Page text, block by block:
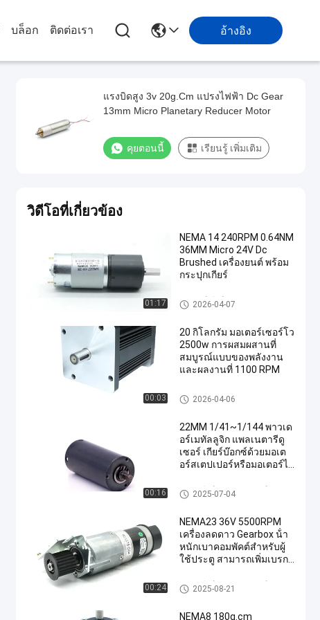
บล็อก ติดต่อเรา อ้างอิง
แรงบิดสูง 3v 20g.Cm แปรงไฟฟ้า Dc Gear
13mm Micro Planetary Reducer Motor
คุยตอนนี้ เรียนรู้ เพิ่มเติม
วิดีโอที่เกี่ยวข้อง
01:17
NEMA 14 240RPM 0.64NM
36MM Micro 24V Dc
Brushed เครื่องยนต์ พร้อม
กระปุกเกียร์
มอเตอร์เกียร์ Dc Brush
2026-04-07
00:03
20 กิโลกรัม มอเตอร์เซอร์โว
2500w การผสมผสานที่
สมบูรณ์แบบของพลังงาน
และผลงานที่ 1100 RPM
AC Servo Motor
2026-04-06
00:16
22MM 1/41~1/144 พาวเด
อร์เมทัลลูจิก แพลเนตารีดู
เซอร์ เกียร์บ๊อกซ์ด้วยมอเต
อร์สเตปเปอร์หรือมอเตอร์ไร้
กล่องเกียร์ลดดาวเคราะห์
2025-07-04
00:24
NEMA23 36V 5500RPM
เครื่องลดดาว Gearbox น้ํา
หนักเบาคอมพัคต์สําหรับผู้
ใช้ประตู สามารถเพิ่มเบรก
กล่องเกียร์ลดดาวเคราะห์
2025-08-21
NEMA8 180g.cm